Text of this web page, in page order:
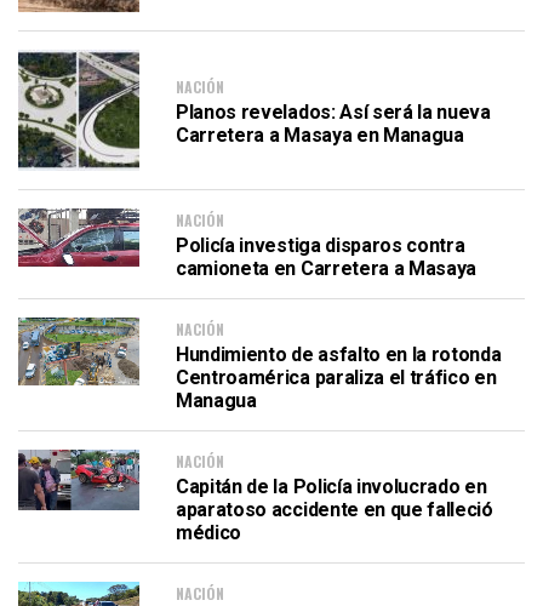
NACIÓN
Planos revelados: Así será la nueva
Carretera a Masaya en Managua
NACIÓN
Policía investiga disparos contra
camioneta en Carretera a Masaya
NACIÓN
Hundimiento de asfalto en la rotonda
Centroamérica paraliza el tráfico en
Managua
NACIÓN
Capitán de la Policía involucrado en
aparatoso accidente en que falleció
médico
NACIÓN